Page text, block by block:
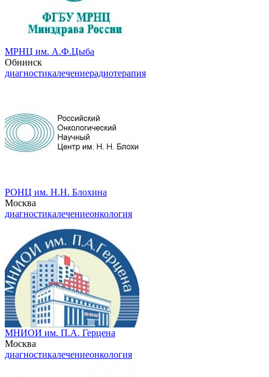
МРНЦ им. А.Ф.Цыба
Обнинск
диагностикалечениерадиотерапия
РОНЦ им. Н.Н. Блохина
Москва
диагностикалечениеонкология
МНИОИ им. П.А. Герцена
Москва
диагностикалечениеонкология